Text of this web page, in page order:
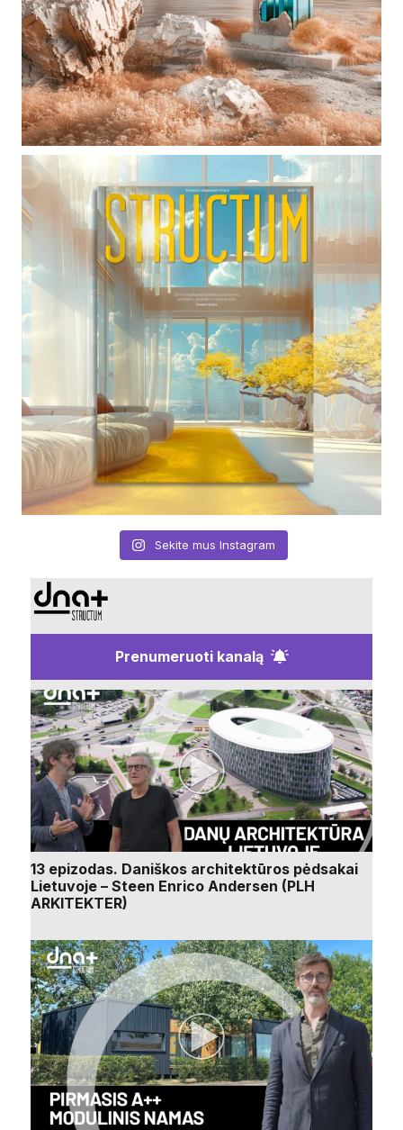
Sekite mus Instagram
Prenumeruoti kanalą
13 epizodas. Daniškos architektūros pėdsakai
Lietuvoje – Steen Enrico Andersen (PLH
ARKITEKTER)